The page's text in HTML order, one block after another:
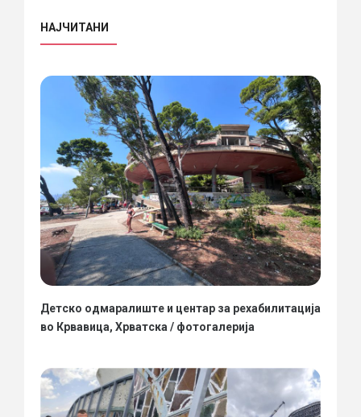
НАЈЧИТАНИ
Детско одмаралиште и центар за рехабилитација
во Крвавица, Хрватска / фотогалерија